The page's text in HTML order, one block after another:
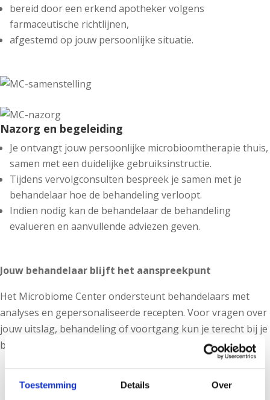
Toestemming Details Over
bereid door een erkend apotheker volgens
farmaceutische richtlijnen,
afgestemd op jouw persoonlijke situatie.
Nazorg en begeleiding
Je ontvangt jouw persoonlijke microbioomtherapie thuis,
samen met een duidelijke gebruiksinstructie.
Tijdens vervolgconsulten bespreek je samen met je
behandelaar hoe de behandeling verloopt.
Indien nodig kan de behandelaar de behandeling
evalueren en aanvullende adviezen geven.
Jouw behandelaar blijft het aanspreekpunt
Het Microbiome Center ondersteunt behandelaars met
analyses en gepersonaliseerde recepten. Voor vragen over
jouw uitslag, behandeling of voortgang kun je terecht bij je
behandelaar.